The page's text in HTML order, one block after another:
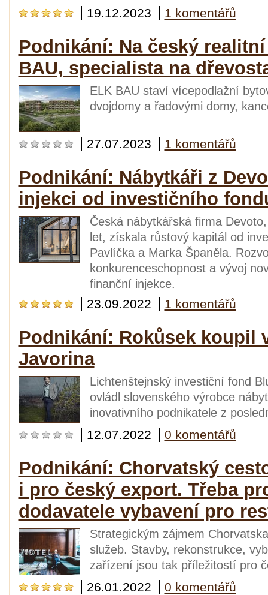
19.12.2023 1 komentářů
Podnikání: Na český
BAU, specialista na
ELK BAU staví vícepodlažní
dvojdomy a řadovými domy,
27.07.2023 1 komentářů
Podnikání: Nábytkáři z
injekci od investičního
Česká nábytkářská firma
let, získala růstový kapitál od
Pavlíčka a Marka Španěla.
konkurenceschopnost a vývoj
finanční injekce.
23.09.2022 1 komentářů
Podnikání: Rokůsek koupil
Javorina
Lichtenštejnský investiční fond
ovládl slovenského výrobce
inovativního podnikatele z
12.07.2022 0 komentářů
Podnikání: Chorvatský
i pro český export. Třeba
dodavatele vybavení pro
Strategickým zájmem
služeb. Stavby, rekonstrukce,
zařízení jsou tak příležitostí pro
26.01.2022 0 komentářů